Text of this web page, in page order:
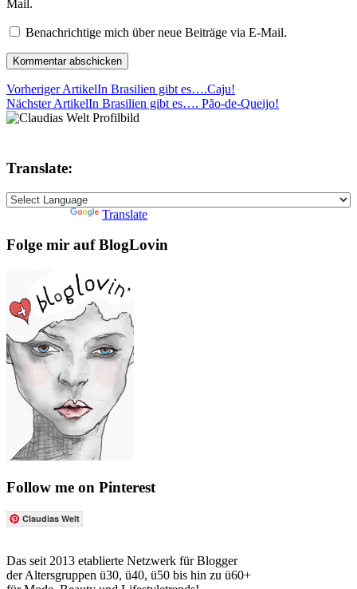
Mail.
Benachrichtige mich über neue Beiträge via E-Mail.
Vorheriger ArtikelIn Brasilien gibt es….Caju!
Nächster ArtikelIn Brasilien gibt es…. Pão-de-Queijo!
Translate:
Translate
Folge mir auf BlogLovin
Follow me on Pinterest
Claudias Welt
Das seit 2013 etablierte Netzwerk für Blogger
der Altersgruppen ü30, ü40, ü50 bis hin zu ü60+